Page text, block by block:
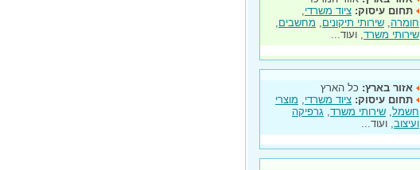
תחום עיסוק: ציוד משרדי,
חומרה, שירותי תיקונים, מחשבים,
שירותי משרד, ועוד...
אזור בארץ: כל הארץ
תחום עיסוק: ציוד משרדי, מוצרי
חשמל, שירותי משרד, גרפיקה
ועיצוב, ועוד...